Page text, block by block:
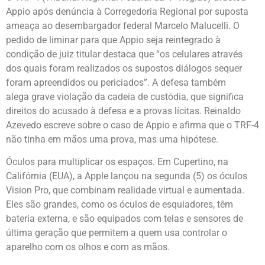
Appio após denúncia à Corregedoria Regional por suposta
ameaça ao desembargador federal Marcelo Malucelli. O
pedido de liminar para que Appio seja reintegrado à
condição de juiz titular destaca que “os celulares através
dos quais foram realizados os supostos diálogos sequer
foram apreendidos ou periciados”. A defesa também
alega grave violação da cadeia de custódia, que significa
direitos do acusado à defesa e a provas lícitas. Reinaldo
Azevedo escreve sobre o caso de Appio e afirma que o TRF-4
não tinha em mãos uma prova, mas uma hipótese.
Óculos para multiplicar os espaços. Em Cupertino, na
Califórnia (EUA), a Apple lançou na segunda (5) os óculos
Vision Pro, que combinam realidade virtual e aumentada.
Eles são grandes, como os óculos de esquiadores, têm
bateria externa, e são equipados com telas e sensores de
última geração que permitem a quem usa controlar o
aparelho com os olhos e com as mãos.